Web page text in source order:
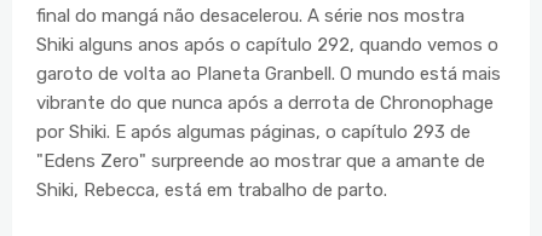
final do mangá não desacelerou. A série nos mostra
Shiki alguns anos após o capítulo 292, quando vemos o
garoto de volta ao Planeta Granbell. O mundo está mais
vibrante do que nunca após a derrota de Chronophage
por Shiki. E após algumas páginas, o capítulo 293 de
"Edens Zero" surpreende ao mostrar que a amante de
Shiki, Rebecca, está em trabalho de parto.